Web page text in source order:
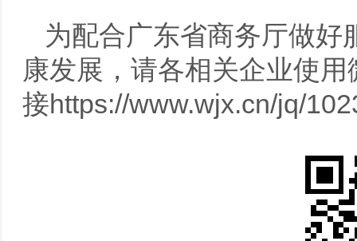
为配合广东省商务厅做好
康发展，请各相关企业使
接https://www.wjx.cn/jq/